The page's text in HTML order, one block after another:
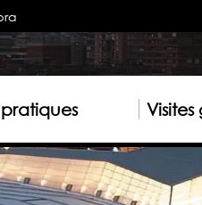
pratiques